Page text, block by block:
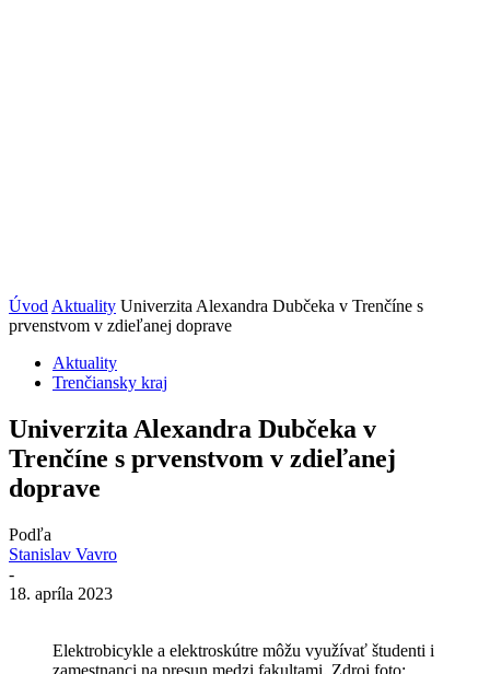
Úvod Aktuality Univerzita Alexandra Dubčeka v Trenčíne s
prvenstvom v zdieľanej doprave
Aktuality
Trenčiansky kraj
Univerzita Alexandra Dubčeka v
Trenčíne s prvenstvom v zdieľanej
doprave
Podľa
Stanislav Vavro
-
18. apríla 2023
Elektrobicykle a elektroskútre môžu využívať študenti i
zamestnanci na presun medzi fakultami. Zdroj foto: